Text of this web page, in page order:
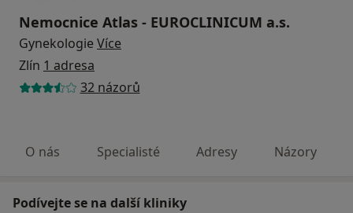
Nemocnice Atlas - EUROCLINICUM a.s.
Gynekologie Více
Zlín 1 adresa
32 názorů
O nás Specialisté Adresy Názory
Podívejte se na další kliniky